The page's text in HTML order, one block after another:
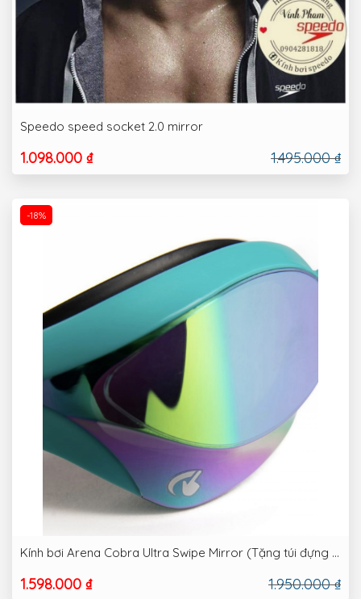
Speedo speed socket 2.0 mirror
1.098.000 ₫ 1.495.000 ₫
-18%
Kính bơi Arena Cobra Ultra Swipe Mirror (Tặng túi đựng kính)
1.598.000 ₫ 1.950.000 ₫